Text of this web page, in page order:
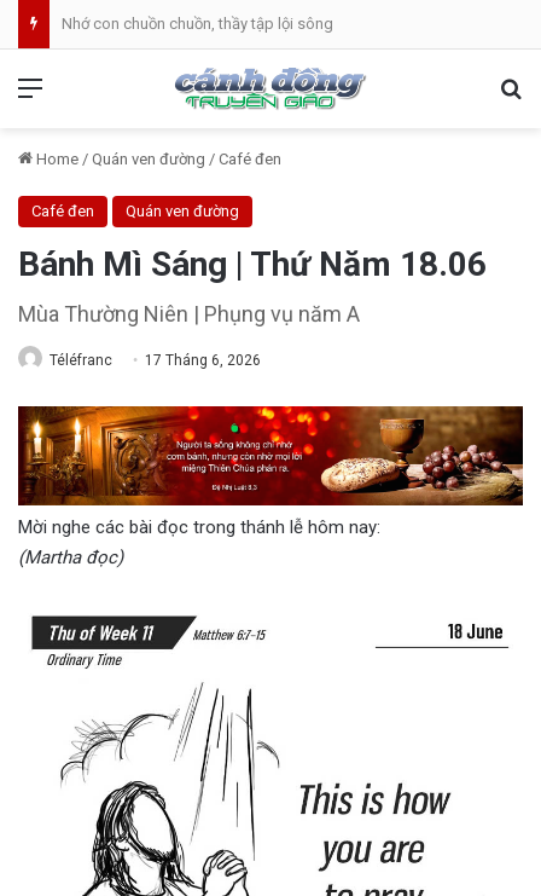
Nhớ con chuồn chuồn, thầy tập lội sông
Home / Quán ven đường / Café đen
Café đen Quán ven đường
Bánh Mì Sáng | Thứ Năm 18.06
Mùa Thường Niên | Phụng vụ năm A
Téléfranc 17 Tháng 6, 2026
Mời nghe các bài đọc trong thánh lễ hôm nay:
(Martha đọc)